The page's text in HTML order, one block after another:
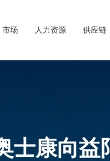
市场 人力资源 供应链
士康向益